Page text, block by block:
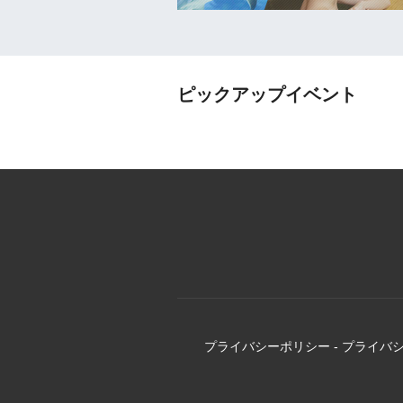
ピックアップイベント
プライバシーポリシー - プライバ